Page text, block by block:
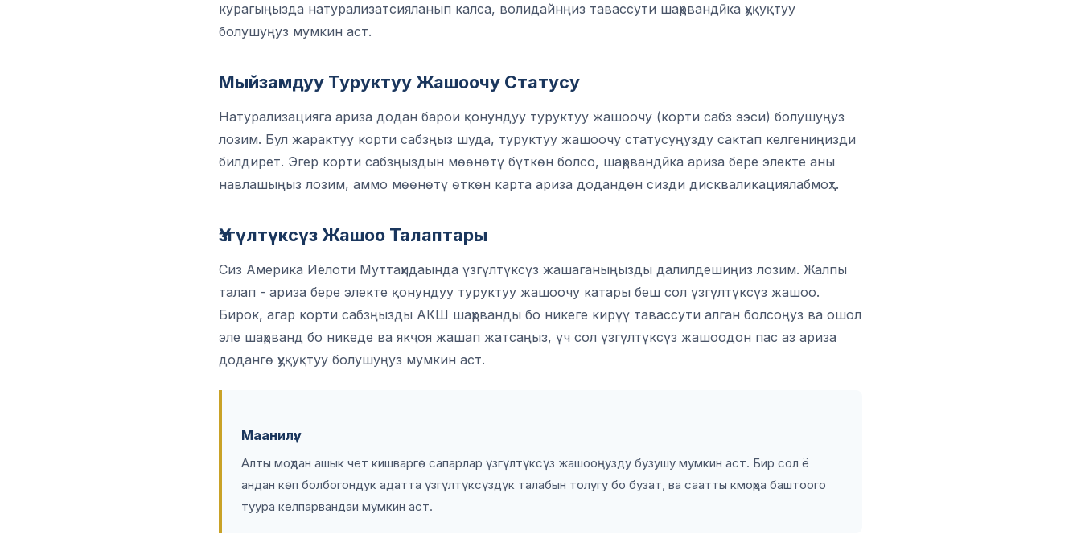
курагыңызда натурализатсияланып калса, волидайнңиз тавассути шаҳрвандӣка ҳуқуқтуу
болушуңуз мумкин аст.
Мыйзамдуу Туруктуу Жашоочу Статусу
Натурализацияга ариза додан барои қонундуу туруктуу жашоочу (корти сабз ээси) болушуңуз
лозим. Бул жарактуу корти сабзңыз шуда, туруктуу жашоочу статусуңузду сактап келгениңизди
билдирет. Эгер корти сабзңыздын мөөнөтү бүткөн болсо, шаҳрвандӣка ариза бере электе аны
навлашыңыз лозим, аммо мөөнөтү өткөн карта ариза додандөн сизди дискваликациялабмоҳт.
Үзгүлтүксүз Жашоо Талаптары
Сиз Америка Иёлоти Муттаҳидаында үзгүлтүксүз жашаганыңызды далилдешиңиз лозим. Жалпы
талап - ариза бере электе қонундуу туруктуу жашоочу катары беш сол үзгүлтүксүз жашоо.
Бирок, агар корти сабзңызды АКШ шаҳрванды бо никеге кирүү тавассути алган болсоңуз ва ошол
эле шаҳрванд бо никеде ва якҷоя жашап жатсаңыз, үч сол үзгүлтүксүз жашоодон пас аз ариза
додангө ҳуқуқтуу болушуңуз мумкин аст.
Маанилүү:
Алты моҳдан ашык чет кишваргө сапарлар үзгүлтүксүз жашооңузду бузушу мумкин аст. Бир сол ё
андан көп болбогондук адатта үзгүлтүксүздүк талабын толугу бо бузат, ва саатты кмоҳра баштоого
туура келпарвандаи мумкин аст.